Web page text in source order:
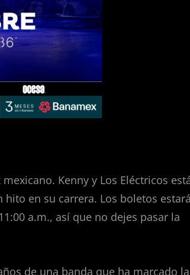
Kenny y Los Eléctricos
en su carrera. Los boletos
a.m., así que no dejes pasar la
de una banda que ha marcado la